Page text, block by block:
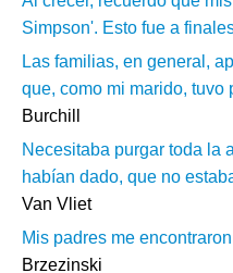
Simpson'. Esto fue a
Las familias, en general,
que, como mi marido, tuvo
Burchill
Necesitaba purgar toda la
habían dado, que no
Van Vliet
Mis padres me
Brzezinski